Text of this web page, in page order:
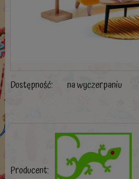
Dostępność:
na wyczerpaniu
Producent: